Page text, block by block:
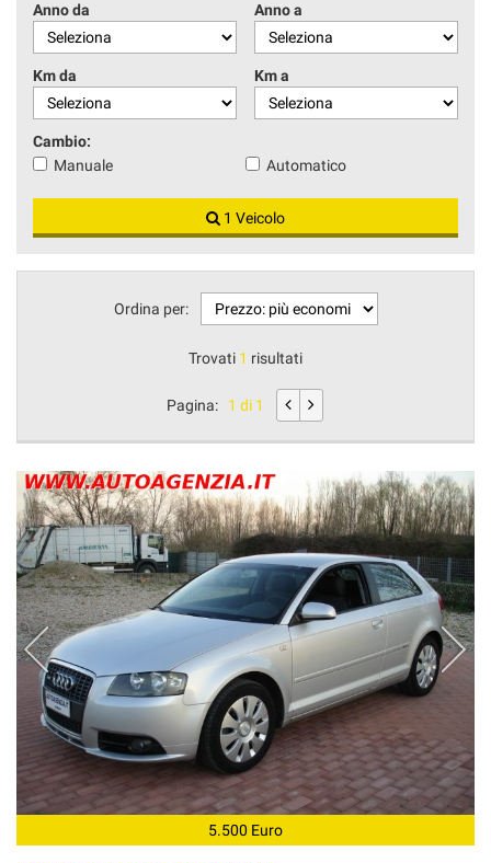
Anno da Anno a
Km da Km a
Cambio:
Manuale
Automatico
1 Veicolo
Ordina per:
Trovati 1 risultati
Pagina: 1 di 1
5.500 Euro